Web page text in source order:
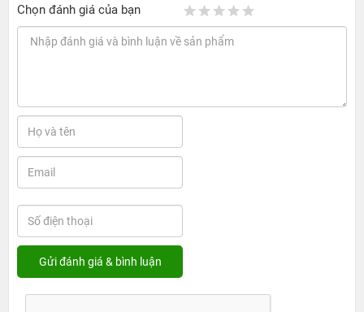
Chọn đánh giá của bạn